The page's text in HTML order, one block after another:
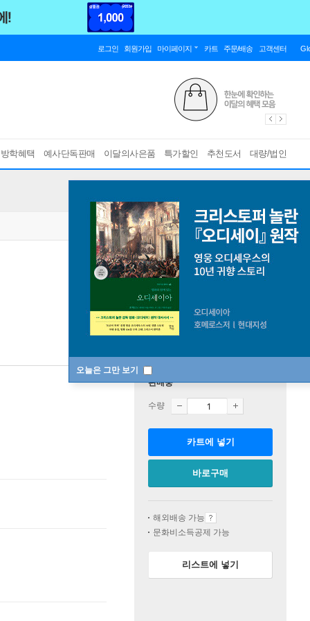
로그인 회원가입 마이페이지 카트 주문/배송 고객센터
학혜택 예사단독판매 이달의사은품 특가할인 추천도서 대량/법인
오늘은 그만 보기
판매중
수량
카트에 넣기
바로구매
해외배송 가능
문화비소득공제 가능
리스트에 넣기